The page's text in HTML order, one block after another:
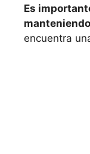
Es
encuentra